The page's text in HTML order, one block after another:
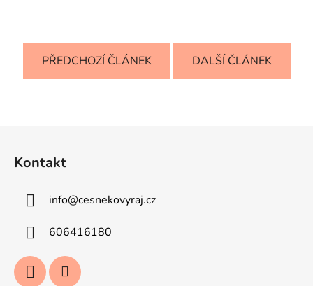
PŘEDCHOZÍ ČLÁNEK DALŠÍ ČLÁNEK
Kontakt
info@cesnekovyraj.cz
606416180